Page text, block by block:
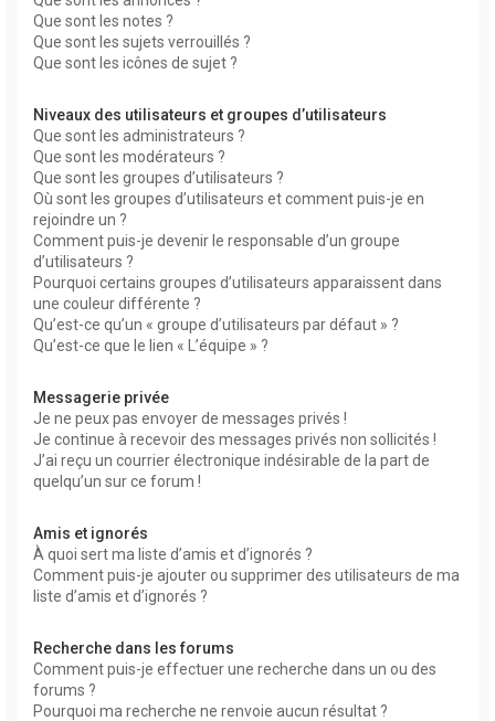
Que sont les notes ?
Que sont les sujets verrouillés ?
Que sont les icônes de sujet ?
Niveaux des utilisateurs et groupes d’utilisateurs
Que sont les administrateurs ?
Que sont les modérateurs ?
Que sont les groupes d’utilisateurs ?
Où sont les groupes d’utilisateurs et comment puis-je en
rejoindre un ?
Comment puis-je devenir le responsable d’un groupe
d’utilisateurs ?
Pourquoi certains groupes d’utilisateurs apparaissent dans
une couleur différente ?
Qu’est-ce qu’un « groupe d’utilisateurs par défaut » ?
Qu’est-ce que le lien « L’équipe » ?
Messagerie privée
Je ne peux pas envoyer de messages privés !
Je continue à recevoir des messages privés non sollicités !
J’ai reçu un courrier électronique indésirable de la part de
quelqu’un sur ce forum !
Amis et ignorés
À quoi sert ma liste d’amis et d’ignorés ?
Comment puis-je ajouter ou supprimer des utilisateurs de ma
liste d’amis et d’ignorés ?
Recherche dans les forums
Comment puis-je effectuer une recherche dans un ou des
forums ?
Pourquoi ma recherche ne renvoie aucun résultat ?